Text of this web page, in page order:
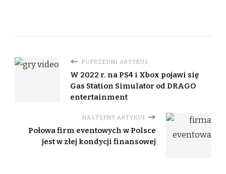
POPRZEDNI ARTYKUŁ
W 2022 r. na PS4 i Xbox pojawi się
Gas Station Simulator od DRAGO
entertainment
NASTĘPNY ARTYKUŁ
Połowa firm eventowych w Polsce
jest w złej kondycji finansowej